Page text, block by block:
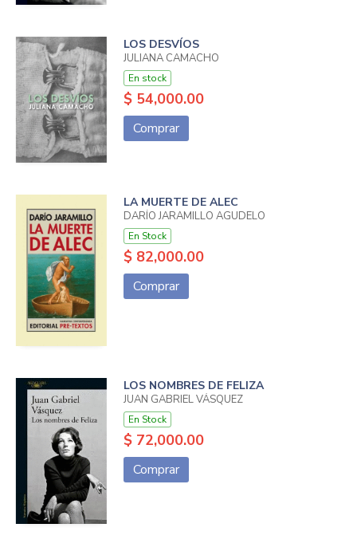
LOS DESVÍOS
JULIANA CAMACHO
En stock
$ 54,000.00
Comprar
LA MUERTE DE ALEC
DARÍO JARAMILLO AGUDELO
En Stock
$ 82,000.00
Comprar
LOS NOMBRES DE FELIZA
JUAN GABRIEL VÁSQUEZ
En Stock
$ 72,000.00
Comprar